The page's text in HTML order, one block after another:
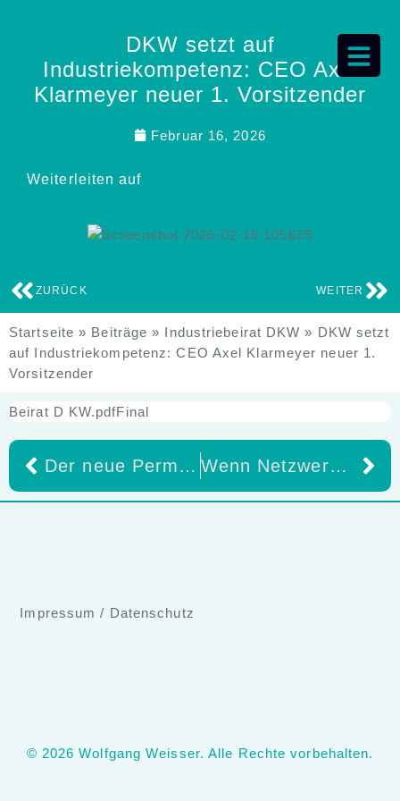
DKW setzt auf
Industriekompetenz: CEO Axel
Klarmeyer neuer 1. Vorsitzender
Februar 16, 2026
Weiterleiten auf
ZURÜCK WEITER
Startseite » Beiträge » Industriebeirat DKW » DKW setzt
auf Industriekompetenz: CEO Axel Klarmeyer neuer 1.
Vorsitzender
Beirat D KW.pdfFinal
Der neue Permadental-Gesamtkatalog 2026 – Zahnersatz und Lösungen für die Praxis – Wenn Netzwerk plötzlich sichtbar wird – Die Zusammenarbeit von Bernd Halder und Wolfgang Weisser (DKW)
Impressum / Datenschutz
© 2026 Wolfgang Weisser. Alle Rechte vorbehalten.